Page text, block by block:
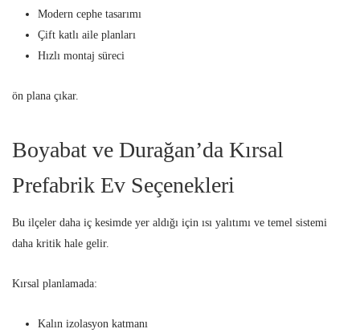
Modern cephe tasarımı
Çift katlı aile planları
Hızlı montaj süreci
ön plana çıkar.
Boyabat ve Durağan’da Kırsal
Prefabrik Ev Seçenekleri
Bu ilçeler daha iç kesimde yer aldığı için ısı yalıtımı ve temel sistemi
daha kritik hale gelir.
Kırsal planlamada:
Kalın izolasyon katmanı